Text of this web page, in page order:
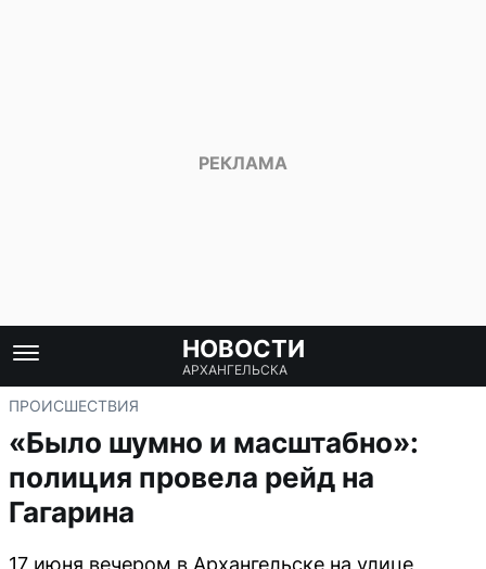
НОВОСТИ
АРХАНГЕЛЬСКА
ПРОИСШЕСТВИЯ
«Было шумно и масштабно»:
полиция провела рейд на
Гагарина
17 июня вечером в Архангельске на улице